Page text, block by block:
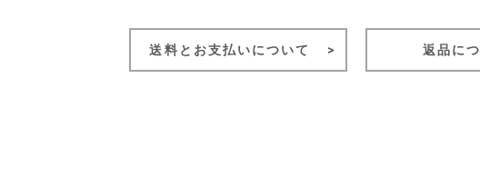
送料とお支払いについて 返品に